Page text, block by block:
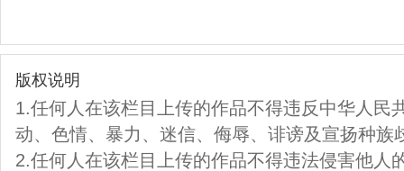
版权说明
1.任何人在该栏目上传的作品不得违反中华人民
动、色情、暴力、迷信、侮辱、诽谤及宣扬种族
2.任何人在该栏目上传的作品不得违法侵害他人